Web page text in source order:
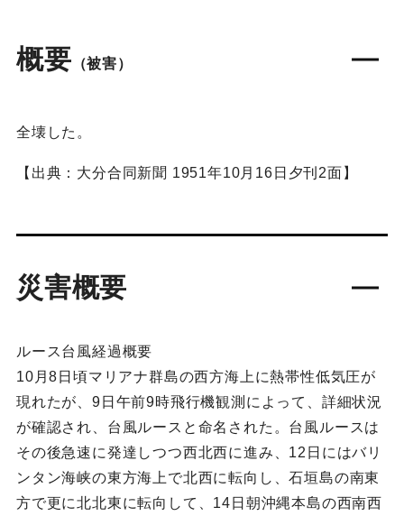
概要 （被害）
全壊した。
【出典：大分合同新聞 1951年10月16日夕刊2面】
災害概要
ルース台風経過概要
10月8日頃マリアナ群島の西方海上に熱帯性低気圧が
現れたが、9日午前9時飛行機観測によって、詳細状況
が確認され、台風ルースと命名された。台風ルースは
その後急速に発達しつつ西北西に進み、12日にはバリ
ンタン海峡の東方海上で北西に転向し、石垣島の南東
方で更に北北東に転向して、14日朝沖縄本島の西南西